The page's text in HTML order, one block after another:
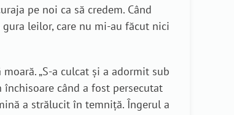
pe noi ca să credem. Când
leilor, care nu mi-au făcut nici
„S-a culcat şi a adormit sub
închisoare când a fost persecutat
a strălucit în temniţă. Îngerul a